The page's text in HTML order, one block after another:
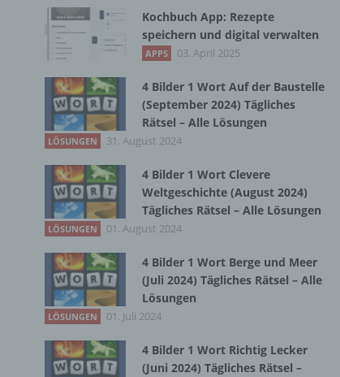
Kochbuch App: Rezepte
speichern und digital verwalten
APPS 03. April 2025
4 Bilder 1 Wort Auf der Baustelle
(September 2024) Tägliches
Rätsel – Alle Lösungen
LÖSUNGEN 31. August 2024
4 Bilder 1 Wort Clevere
Weltgeschichte (August 2024)
Tägliches Rätsel – Alle Lösungen
LÖSUNGEN 01. August 2024
4 Bilder 1 Wort Berge und Meer
(Juli 2024) Tägliches Rätsel – Alle
Lösungen
LÖSUNGEN 01. Juli 2024
4 Bilder 1 Wort Richtig Lecker
(Juni 2024) Tägliches Rätsel –